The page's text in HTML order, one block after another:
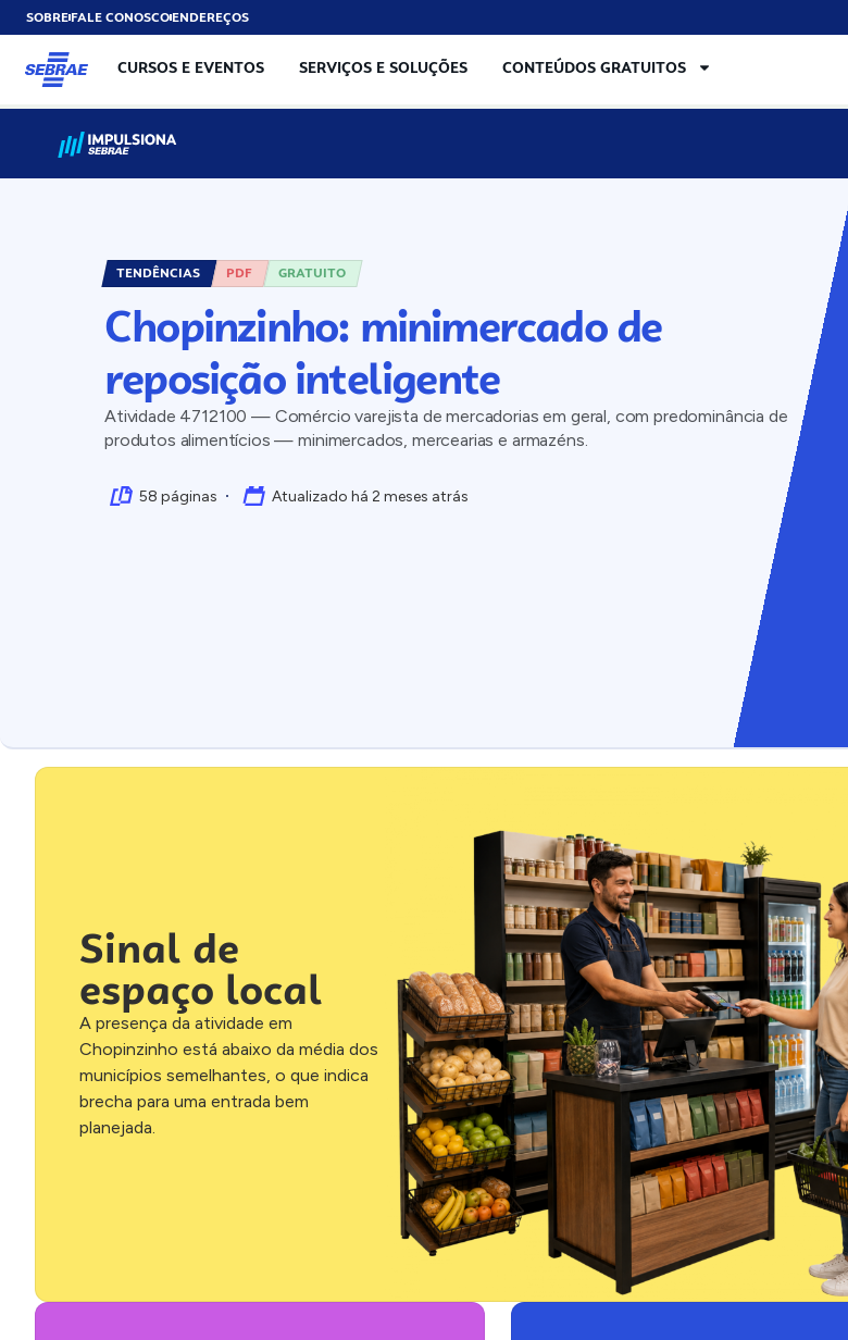
SOBREFALE CONOSCOENDEREÇOS
CURSOS E EVENTOS SERVIÇOS E SOLUÇÕES CONTEÚDOS GRATUITOS
TENDÊNCIAS PDF GRATUITO
Chopinzinho: minimercado de
reposição inteligente
Atividade 4712100 — Comércio varejista de mercadorias em geral, com predominância de
produtos alimentícios — minimercados, mercearias e armazéns.
58 páginas Atualizado há 2 meses atrás
Sinal de
espaço local
A presença da atividade em
Chopinzinho está abaixo da média dos
municípios semelhantes, o que indica
brecha para uma entrada bem
planejada.